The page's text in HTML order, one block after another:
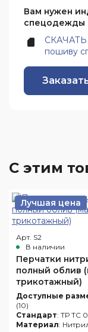
Вам нужен
спецодежды
СКАЧАТЬ
пошиву
С этим
Лучшая цена
Арт. S2
В наличии
Перчатки
полный облив
трикотажный)
Доступные
(10)
Стандарт: ТР ТС
Материал: